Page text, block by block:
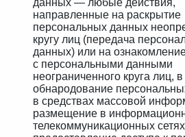
данных — любые действия,
направленные на раскрытие
персональных данных
кругу лиц (передача
данных) или на
с персональными данными
неограниченного круга лиц,
обнародование
в средствах массовой
размещение в
телекоммуникационных